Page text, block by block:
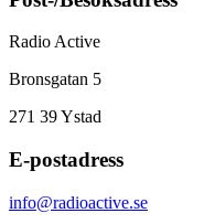
Radio Active
Bronsgatan 5
271 39Ystad
E-postadress
info@radioactive.se